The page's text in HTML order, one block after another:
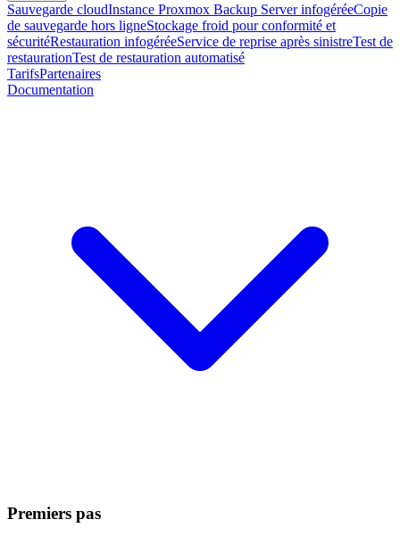
Sauvegarde cloudInstance Proxmox Backup Server infogéréeCopie
de sauvegarde hors ligneStockage froid pour conformité et
sécuritéRestauration infogéréeService de reprise après sinistreTest de
restaurationTest de restauration automatisé
TarifsPartenaires
Documentation
Premiers pas